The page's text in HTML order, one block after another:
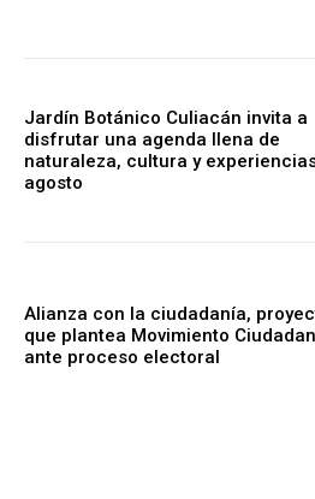
Jardín Botánico Culiacán invita a
disfrutar una agenda llena de
naturaleza, cultura y
agosto
Alianza con la ciudadanía,
que plantea Movimiento
ante proceso electoral